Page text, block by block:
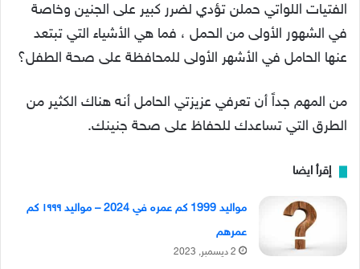
الفتيات اللواتي حملن تؤدي لضرر كبير على الجنين وخاصة
في الشهور الأولى من الحمل ، فما هي الأشياء التي تبتعد
عنها الحامل في الأشهر الأولى للمحافظة على صحة الطفل؟
من المهم جداً أن تعرفي عزيزتي الحامل أنه هناك الكثير من
الطرق التي تساعدك للحفاظ على صحة جنينك.
إقرأ ايضا
مواليد 1999 كم عمره في 2024 – مواليد ١٩٩٩ كم
عمرهم
2 ديسمبر, 2023